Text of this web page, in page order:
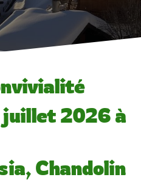
2026à
Chandolin